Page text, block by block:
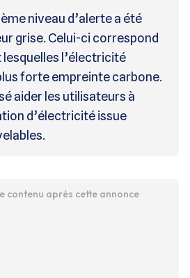
niveau d’alerte a été
grise. Celui-ci correspond
lesquelles l’électricité
forte empreinte carbone.
aider les utilisateurs à
d’électricité issue
contenu après cette annonce